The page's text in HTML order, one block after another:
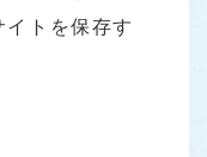
トを保存す